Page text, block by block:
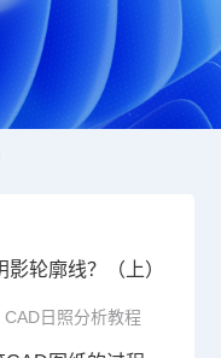
轮廓线？（上）
CAD日照分析教程